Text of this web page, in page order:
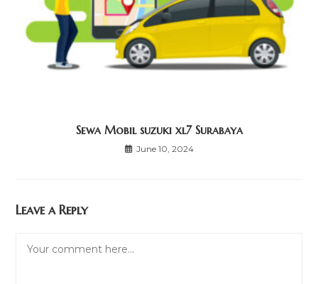
Sewa Mobil suzuki xl7 Surabaya
June 10, 2024
Leave a Reply